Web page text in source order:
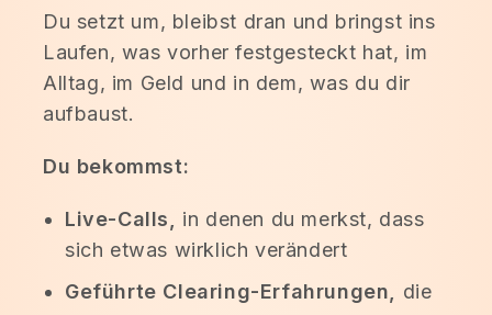
Du setzt um, bleibst dran und bringst ins
Laufen, was vorher festgesteckt hat, im
Alltag, im Geld und in dem, was du dir
aufbaust.
Du bekommst:
Live-Calls,
in denen du merkst, dass
sich etwas wirklich verändert
Geführte Clearing-Erfahrungen,
die